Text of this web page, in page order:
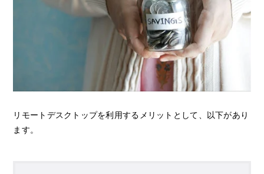
リモートデスクトップを利用するメリットとして、以下があり
ます。